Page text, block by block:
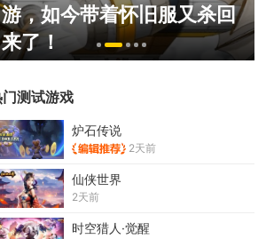
游，如今带着怀旧服又杀回
来了！
测试游戏
炉石传说
2天前
仙侠世界
2天前
时空猎人·觉醒